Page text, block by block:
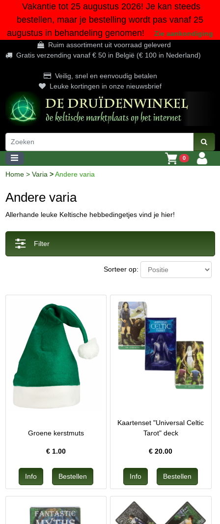
Vakantie tot 25 augustus 2026! Je kan steeds
bestellen, maar je bestelling wordt pas vanaf 25
augustus in behandeling genomen!
Zie aankondiging
Ruim assortiment uit voorraad geleverd
Gratis verzending vanaf € 50 in België (€ 100 in Nederland)
Veilig, snel en eenvoudig betalen
Leuke kortingen in onze nieuwsbrief
0
Home > Varia > Andere varia
Andere varia
Allerhande leuke Keltische hebbedingetjes vind je hier!
Filter
Sorteer op:
Groene kerstmuts
€ 1.00
Kaartenset "Universal Celtic
Tarot" deck
€20.00